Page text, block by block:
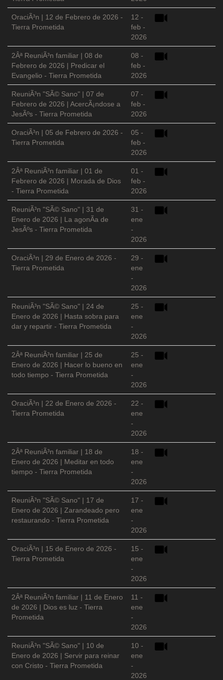
OraciÃ³n | 12 de Febrero de 2026 -
Tierra Prometida
12 -
feb -
2026
2Âª ReuniÃ³n familiar | 08 de
Febrero de 2026 | Predicar el
Evangelio - Tierra Prometida
08 -
feb -
2026
ReuniÃ³n "SÃ© Sano" | 07 de
Febrero de 2026 | AcercÃ¡ndose a
JesÃºs - Tierra Prometida
07 -
feb -
2026
OraciÃ³n | 05 de Febrero de 2026 -
Tierra Prometida
05 -
feb -
2026
2Âª ReuniÃ³n familiar | 01 de
Febrero de 2026 | Morada de Dios
- Tierra Prometida
01 -
feb -
2026
ReuniÃ³n "SÃ© Sano" | 31 de
Enero de 2026 | La agonÃ­a de
JesÃºs - Tierra Prometida
31 -
ene
-
2026
OraciÃ³n | 29 de Enero de 2026 -
Tierra Prometida
29 -
ene
-
2026
ReuniÃ³n "SÃ© Sano" | 24 de
Enero de 2026 | Hasta sobra para
dar y repartir - Tierra Prometida
25 -
ene
-
2026
2Âª ReuniÃ³n familiar | 25 de
Enero de 2026 | Hacer lo bueno en
todo tiempo - Tierra Prometida
25 -
ene
-
2026
OraciÃ³n | 22 de Enero de 2026 -
Tierra Prometida
22 -
ene
-
2026
2Âª ReuniÃ³n familiar | 18 de
Enero de 2026 | Meditar en todo
tiempo - Tierra Prometida
18 -
ene
-
2026
ReuniÃ³n "SÃ© Sano" | 17 de
Enero de 2026 | Zarandeado pero
restaurando - Tierra Prometida
17 -
ene
-
2026
OraciÃ³n | 15 de Enero de 2026 -
Tierra Prometida
15 -
ene
-
2026
2Âª ReuniÃ³n familiar | 11 de Enero
de 2026 | Dios es luz - Tierra
Prometida
11 -
ene
-
2026
ReuniÃ³n "SÃ© Sano" | 10 de
Enero de 2026 | Servir para reinar
con Cristo - Tierra Prometida
10 -
ene
-
2026